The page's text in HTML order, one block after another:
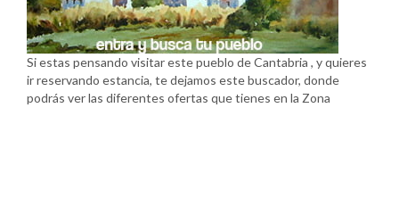
Si estas pensando visitar este pueblo de Cantabria , y quieres
ir reservando estancia, te dejamos este buscador, donde
podrás ver las diferentes ofertas que tienes en la Zona